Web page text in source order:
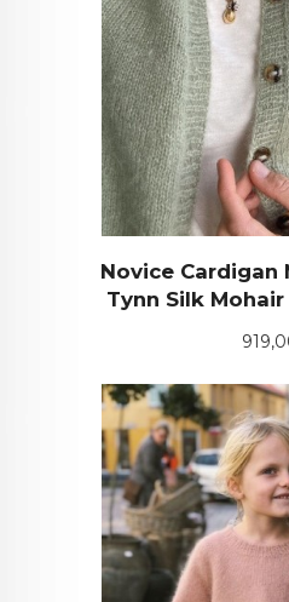
Novice Cardigan
Tynn Silk
Pris